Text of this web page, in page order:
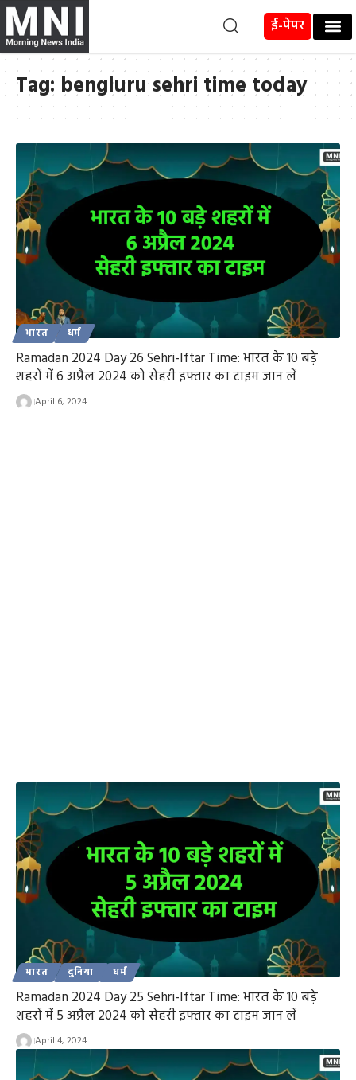
ई-पेपर
Tag: bengluru sehri time today
भारत धर्म
Ramadan 2024 Day 26 Sehri-Iftar Time: भारत के 10 बड़े
शहरों में 6 अप्रैल 2024 को सेहरी इफ्तार का टाइम जान लें
April 6, 2024
भारत दुनिया धर्म
Ramadan 2024 Day 25 Sehri-Iftar Time: भारत के 10 बड़े
शहरों में 5 अप्रैल 2024 को सेहरी इफ्तार का टाइम जान लें
April 4, 2024